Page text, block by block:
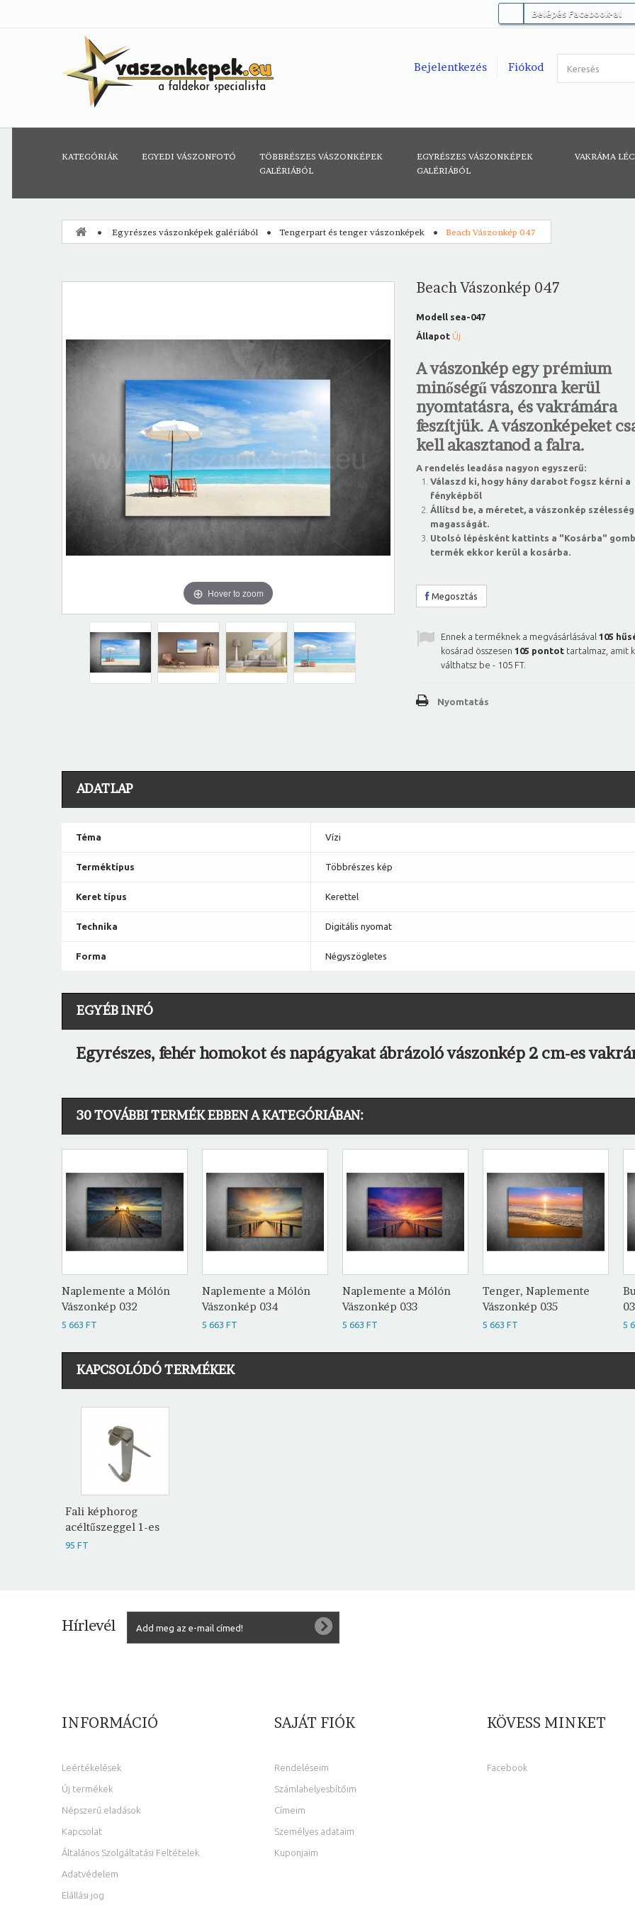
Belépés Facebook-al
Fiókod
Bejelentkezés
KATEGÓRIÁK EGYEDI VÁSZONFOTÓ
TÖBBRÉSZES VÁSZONKÉPEK
GALÉRIÁBÓL
EGYRÉSZES VÁSZONKÉPEK
GALÉRIÁBÓL
VAKRÁMA
Egyrészes vászonképek galériából Tengerpart és tenger vászonképek Beach Vászonkép 047
Hover to zoom
Beach Vászonkép 047
Modell sea-047
Állapot Új
A vászonkép egy prémium
minőségű vászonra kerül
nyomtatásra, és vakrámára
feszítjük. A vászonképeket
kell akasztanod a falra.
A rendelés leadása nagyon egyszerű:
Válaszd ki, hogy hány darabot fogsz kérni a
fényképből
Állítsd be, a méretet, a vászonkép
magasságát.
Utolsó lépésként kattints a "Kosárba"
termék ekkor kerül a kosárba.
Megosztás
Ennek a terméknek a megvásárlásával 105
kosárad összesen 105 pontot tartalmaz, amit
válthatsz be - 105 FT.
Nyomtatás
ADATLAP
Téma Vízi
Terméktípus Többrészes kép
Keret típus Kerettel
Technika Digitális nyomat
Forma Négyszögletes
EGYÉB INFÓ
Egyrészes, fehér homokot és napágyakat ábrázoló vászonkép 2 cm-es
30 TOVÁBBI TERMÉK EBBEN A KATEGÓRIÁBAN:
Naplemente a Mólón
Vászonkép 032
5 663 FT
Naplemente a Mólón
Vászonkép 034
5 663 FT
Naplemente a Mólón
Vászonkép 033
5 663 FT
Tenger, Naplemente
Vászonkép 035
5 663 FT 5
KAPCSOLÓDÓ TERMÉKEK
Fali képhorog
acéltűszeggel 1-es
95 FT
Hírlevél
INFORMÁCIÓ
Leértékelések
Új termékek
Népszerű eladások
Kapcsolat
Általános Szolgáltatási Feltételek
Adatvédelem
Elállási jog
SAJÁT FIÓK
Rendeléseim
Számlahelyesbítőim
Címeim
Személyes adataim
Kuponjaim
KÖVESS MINKET
Facebook